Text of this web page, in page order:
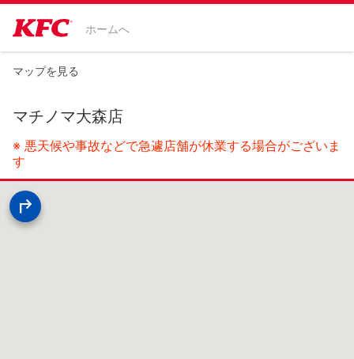
ホームへ
マップを見る
マチノマ大森店
※ 悪天候や事故などで急遽店舗が休業する場合がございま
す